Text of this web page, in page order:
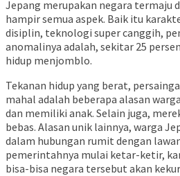
Jepang merupakan negara termaju
hampir semua aspek. Baik itu
disiplin, teknologi super canggih,
anomalinya adalah, sekitar 25
hidup menjomblo.
Tekanan hidup yang berat,
mahal adalah beberapa alasan
dan memiliki anak. Selain juga,
bebas. Alasan unik lainnya, warga
dalam hubungan rumit dengan
pemerintahnya mulai ketar-ketir,
bisa-bisa negara tersebut akan